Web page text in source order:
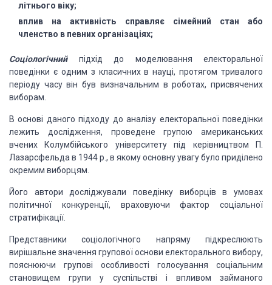
літнього віку;
вплив на активність справляє сімейний стан або
членство в певних організаціях;
Соціологічний підхід до моделювання електоральної
поведінки є одним з класичних в науці, протягом тривалого
періоду часу він був визначальним в роботах, присвячених
виборам.
В основі даного підходу до аналізу електоральної поведінки
лежить дослідження, проведене групою американських
вчених Колумбійського університету під керівництвом П.
Лазарсфельда в 1944 р., в якомуосновну увагу було приділено
окремим виборцям.
Його автори досліджували поведінку виборців в умовах
політичної конкуренції, враховуючи фактор соціальної
стратифікації.
Представники соціологічного напрямупідкреслюють
вирішальне значення групової основи електорального вибору,
пояснюючи групові особливості голосування соціальним
становищем групи у суспільстві і впливом займаного